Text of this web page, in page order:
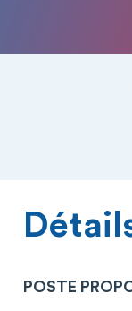
POSTE